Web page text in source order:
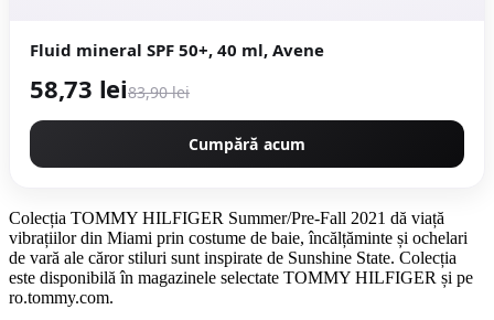
Fluid mineral SPF 50+, 40 ml, Avene
58,73 lei83,90 lei
Cumpără acum
Colecția TOMMY HILFIGER Summer/Pre-Fall 2021 dă viață
vibrațiilor din Miami prin costume de baie, încălțăminte și ochelari
de vară ale căror stiluri sunt inspirate de Sunshine State. Colecția
este disponibilă în magazinele selectate TOMMY HILFIGER și pe
ro.tommy.com.